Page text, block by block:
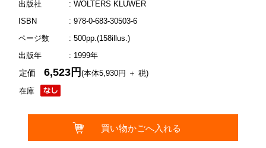
出版社
: WOLTERS KLUWER
ISBN
: 978-0-683-30503-6
ページ数
: 500pp.(158illus.)
出版年
: 1999年
在庫
定価6,523円(本体5,930円 ＋ 税)